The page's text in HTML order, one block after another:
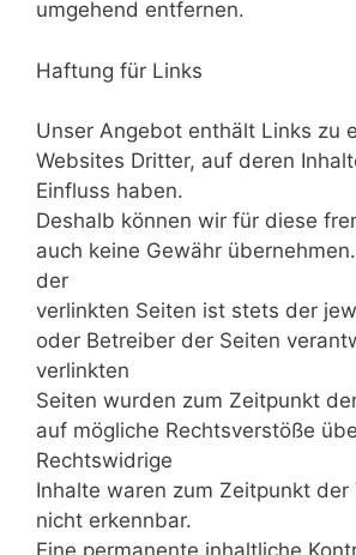
umgehend entfernen.
Haftung für Links
Unser Angebot enthält Links zu
Websites Dritter, auf deren
Einfluss haben.
Deshalb können wir für diese
auch keine Gewähr
der
verlinkten Seiten ist stets der
oder Betreiber der Seiten
verlinkten
Seiten wurden zum Zeitpunkt
auf mögliche Rechtsverstöße
Rechtswidrige
Inhalte waren zum Zeitpunkt der
nicht erkennbar.
Eine permanente inhaltliche